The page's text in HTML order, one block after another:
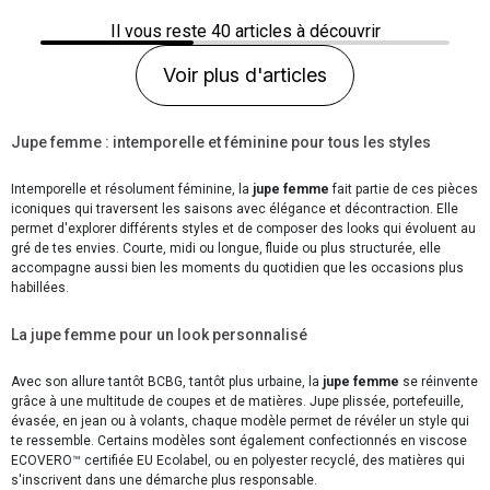
Il vous reste 40articles à découvrir
Voir plus d'articles
Jupe femme : intemporelle et féminine pour tous les styles
Intemporelle et résolument féminine, la jupe femme fait partie de ces pièces
iconiques qui traversent les saisons avec élégance et décontraction. Elle
permet d'explorer différents styles et de composer des looks qui évoluent au
gré de tes envies. Courte, midi ou longue, fluide ou plus structurée, elle
accompagne aussi bien les moments du quotidien que les occasions plus
habillées.
La jupe femme pour un look personnalisé
Avec son allure tantôt BCBG, tantôt plus urbaine, la jupe femme se réinvente
grâce à une multitude de coupes et de matières. Jupe plissée, portefeuille,
évasée, en jean ou à volants, chaque modèle permet de révéler un style qui
te ressemble. Certains modèles sont également confectionnés en viscose
ECOVERO™ certifiée EU Ecolabel, ou en polyester recyclé, des matières qui
s'inscrivent dans une démarche plus responsable.